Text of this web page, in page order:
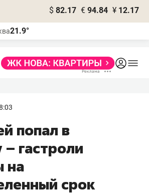
$ 82.17 € 94.84 ¥ 12.17
21.9°
попал в
гастроли
на
срок